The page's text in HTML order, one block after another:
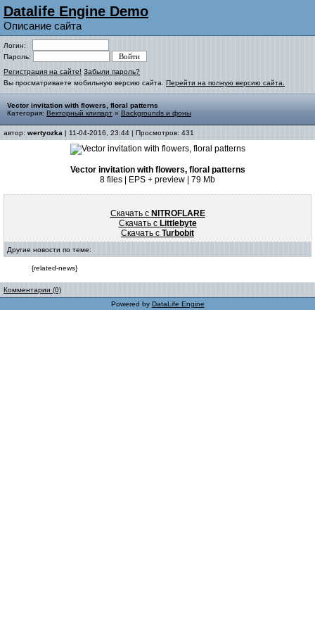
Datalife Engine Demo
Описание сайта
Логин:
Пароль:
Регистрация на сайте! Забыли пароль?
Вы просматриваете мобильную версию сайта. Перейти на полную версию сайта.
Vector invitation with flowers, floral patterns
Категория: Векторный клипарт » Backgrounds и фоны
автор: wertyozka | 11-04-2016, 23:44 | Просмотров: 431
Vector invitation with flowers, floral patterns
8 files | EPS + preview | 79 Mb
Скачать с NITROFLARE
Скачать с Littlebyte
Скачать с Turbobit
Другие новости по теме:
{related-news}
Комментарии (0)
Powered by DataLife Engine